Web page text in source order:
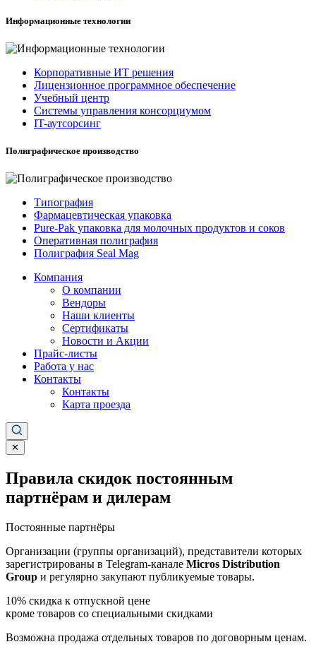
Информационные технологии
Корпоративные ИТ решения
Лицензионное программное обеспечение
Учебный центр
Системы управления консорциумом
IT-аутсорсинг
Полиграфическое производство
Типография
Фармацевтическая упаковка
Pure-Pak упаковка для молочных продуктов и соков
Оперативная полиграфия
Полиграфия Seal Mag
Компания
О компании
Вендоры
Наши клиенты
Сертификаты
Новости и Акции
Прайс-листы
Работа у нас
Контакты
Контакты
Карта проезда
✕
Правила скидок постоянным
партнёрам и дилерам
Постоянные партнёры
Организации (группы организаций), представители которых
зарегистрированы в Telegram-канале Micros Distribution
Group и регулярно закупают публикуемые товары.
10% скидка к отпускной цене
кроме товаров со специальными скидками
Возможна продажа отдельных товаров по договорным ценам.